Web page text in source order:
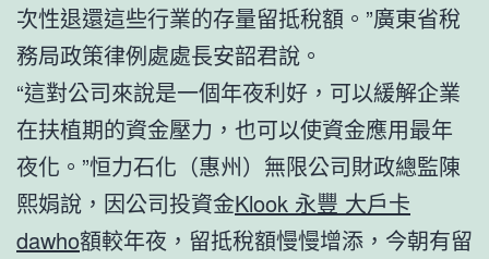
次性退還這些行業的存量留抵稅額。”廣東省稅
務局政策律例處處長安韶君說。
“這對公司來說是一個年夜利好，可以緩解企業
在扶植期的資金壓力，也可以使資金應用最年
夜化。”恒力石化（惠州）無限公司財政總監陳
熙娟說，因公司投資金Klook 永豐 大戶卡
dawho額較年夜，留抵稅額慢慢增添，今朝有留